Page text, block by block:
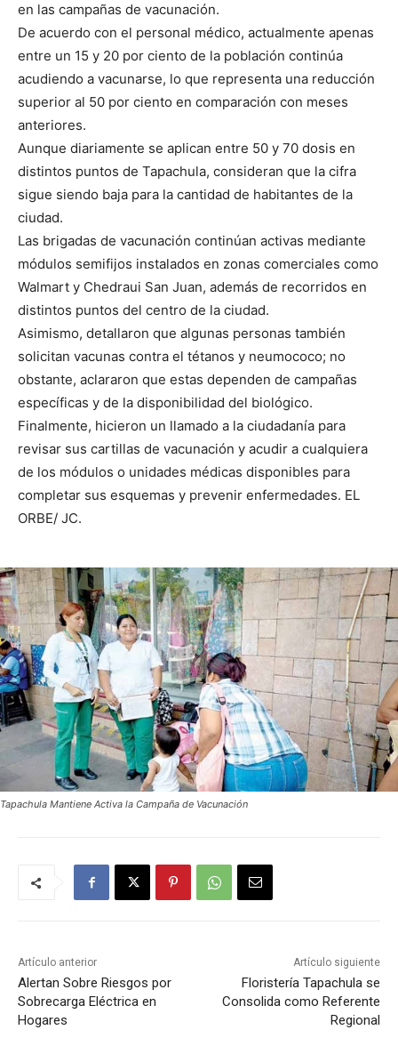
en las campañas de vacunación.
De acuerdo con el personal médico, actualmente apenas
entre un 15 y 20 por ciento de la población continúa
acudiendo a vacunarse, lo que representa una reducción
superior al 50 por ciento en comparación con meses
anteriores.
Aunque diariamente se aplican entre 50 y 70 dosis en
distintos puntos de Tapachula, consideran que la cifra
sigue siendo baja para la cantidad de habitantes de la
ciudad.
Las brigadas de vacunación continúan activas mediante
módulos semifijos instalados en zonas comerciales como
Walmart y Chedraui San Juan, además de recorridos en
distintos puntos del centro de la ciudad.
Asimismo, detallaron que algunas personas también
solicitan vacunas contra el tétanos y neumococo; no
obstante, aclararon que estas dependen de campañas
específicas y de la disponibilidad del biológico.
Finalmente, hicieron un llamado a la ciudadanía para
revisar sus cartillas de vacunación y acudir a cualquiera
de los módulos o unidades médicas disponibles para
completar sus esquemas y prevenir enfermedades. EL
ORBE/ JC.
Tapachula Mantiene Activa la Campaña de Vacunación
Artículo anterior
Alertan Sobre Riesgos por
Sobrecarga Eléctrica en
Hogares
Artículo siguiente
Floristería Tapachula se
Consolida como Referente
Regional